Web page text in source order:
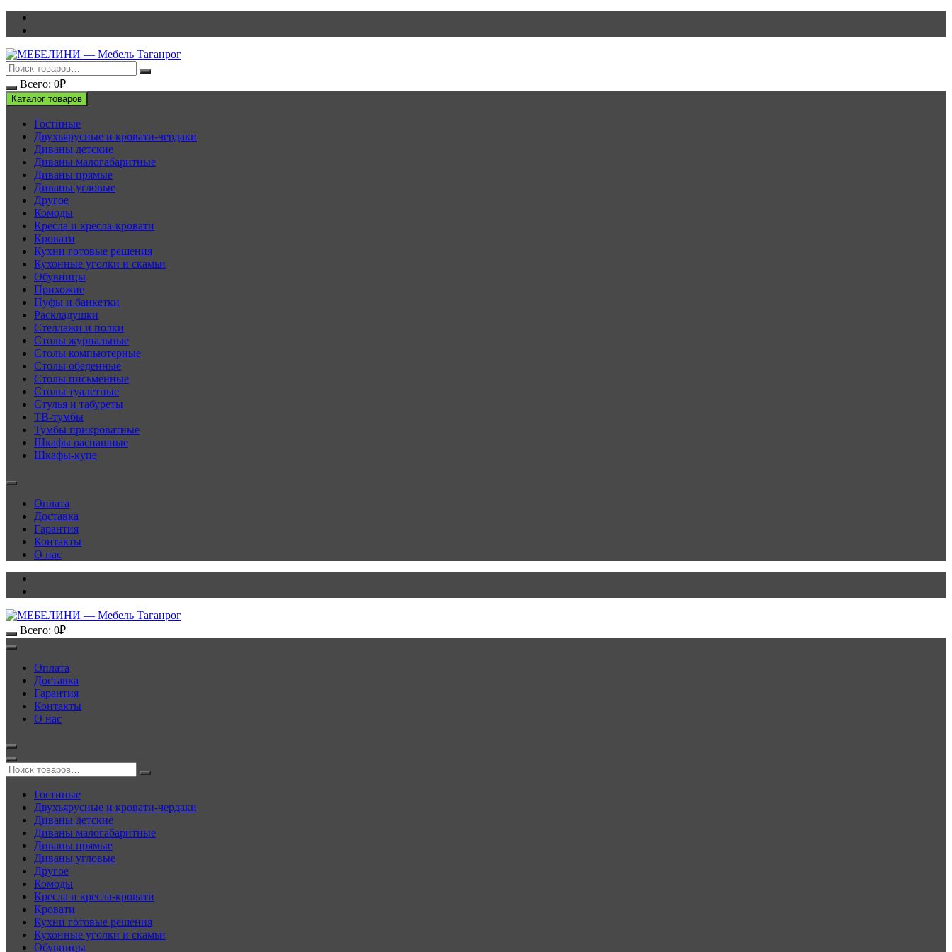
Перейти
Всего: 0₽
Каталог товаров
Гостиные
Двухъярусные и кровати-чердаки
Диваны детские
Диваны малогабаритные
Диваны прямые
Диваны угловые
Другое
Комоды
Кресла и кресла-кровати
Кровати
Кухни готовые решения
Кухонные уголки и скамьи
Обувницы
Прихожие
Пуфы и банкетки
Раскладушки
Стеллажи и полки
Столы журнальные
Столы компьютерные
Столы обеденные
Столы письменные
Столы туалетные
Стулья и табуреты
ТВ-тумбы
Тумбы прикроватные
Шкафы распашные
Шкафы-купе
Оплата
Доставка
Гарантия
Контакты
О нас
Всего: 0₽
Оплата
Доставка
Гарантия
Контакты
О нас
Гостиные
Двухъярусные и кровати-чердаки
Диваны детские
Диваны малогабаритные
Диваны прямые
Диваны угловые
Другое
Комоды
Кресла и кресла-кровати
Кровати
Кухни готовые решения
Кухонные уголки и скамьи
Обувницы